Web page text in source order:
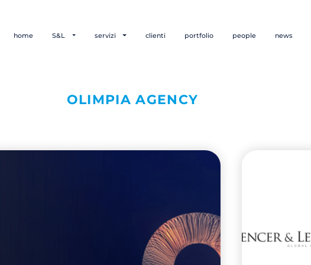
home S&L servizi clienti portfolio people news
OLIMPIA AGENCY